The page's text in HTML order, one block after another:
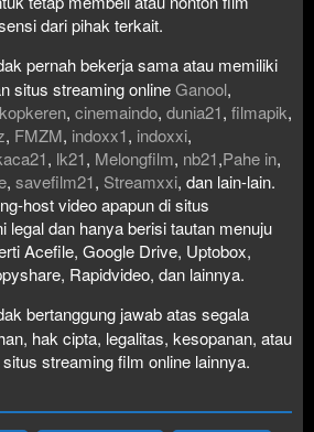
dari pihak terkait.
pernah bekerja sama atau memiliki
situs streaming onlineGanool,
, cinemaindo, dunia21, filmapik,
, FMZM, indoxx1, indoxxi,
, lk21, Melongfilm, nb21,Pahe in,
, savefilm21, Streamxxi, dan lain-lain.
host video apapun di situs
legal dan hanya berisi tautan menuju
Acefile, Google Drive, Uptobox,
Rapidvideo, dan lainnya.
bertanggung jawab atas segala
hak cipta, legalitas, kesopanan, atau
streaming film online lainnya.